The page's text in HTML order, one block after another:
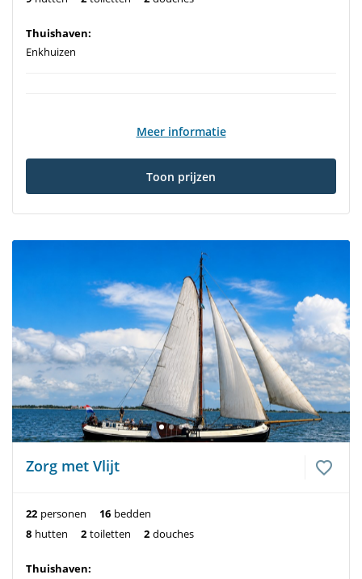
Thuishaven:
Enkhuizen
Meer informatie
Toon prijzen
Zorg met Vlijt
22 personen 16 bedden
8 hutten 2 toiletten 2 douches
Thuishaven: